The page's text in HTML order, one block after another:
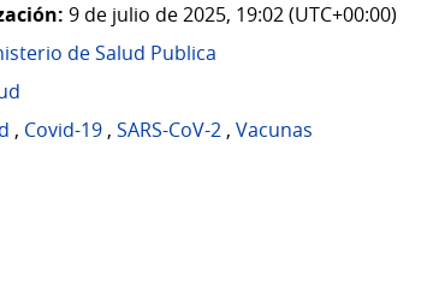
9 de julio de 2025, 19:02 (UTC+00:00)
de Salud Publica
, Covid-19, SARS-CoV-2, Vacunas